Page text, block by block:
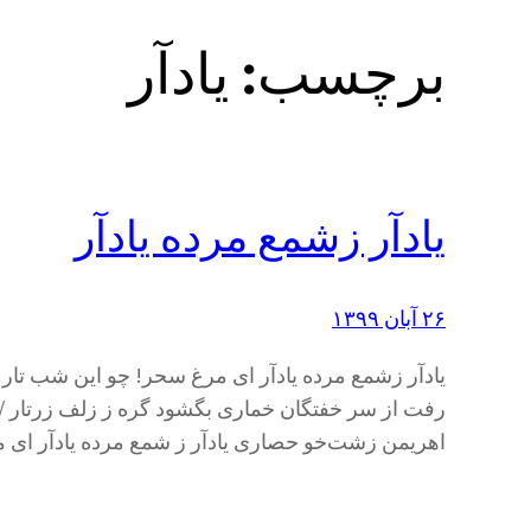
برچسب: یادآر
یادآر زشمع مرده یادآر
۲۶ آبان ۱۳۹۹
یادآر زشمع مرده یادآر ای مرغ سحر! چو این شب
رفت از سر خفتگان خماری بگشود گره ز زلف زرتار
اهریمن زشت‌خو حصاری یادآر ز شمع مرده یادآر